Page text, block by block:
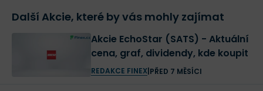
Další Akcie, které by vás mohly zajímat
Akcie EchoStar (SATS) - Aktuální
cena, graf, dividendy, kde koupit
REDAKCE FINEX| PŘED 7 MĚSÍCI